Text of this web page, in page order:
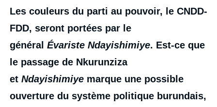
Les couleurs du parti au pouvoir, le CNDD-
FDD, seront portées par le
général Évariste Ndayishimiye. Est-ce que
le passage de Nkurunziza
et Ndayishimiye marque une possible
ouverture du système politique burundais,